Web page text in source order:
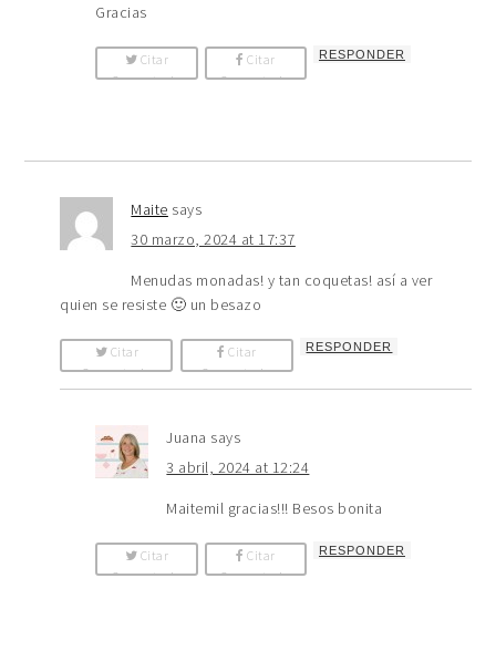
Gracias
Citar
Comentario
Citar
Comentario
RESPONDER
Maite says
30 marzo, 2024 at 17:37
Menudas monadas! y tan coquetas! así a ver
quien se resiste 🙂 un besazo
Citar
Comentario
Citar
Comentario
RESPONDER
Juana says
3 abril, 2024 at 12:24
Maitemil gracias!!! Besos bonita
Citar
Comentario
Citar
Comentario
RESPONDER